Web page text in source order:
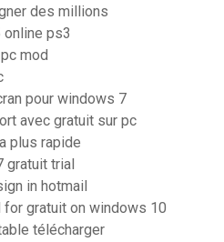
des millions
online ps3
mod
pour windows 7
avec gratuit sur pc
plus rapide
trial
in hotmail
gratuit on windows 10
télécharger